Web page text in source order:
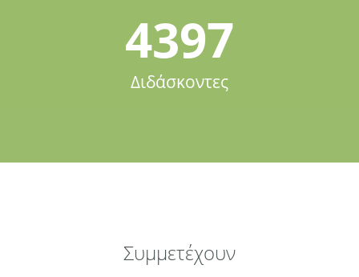
4397
Διδάσκοντες
Συμμετέχουν